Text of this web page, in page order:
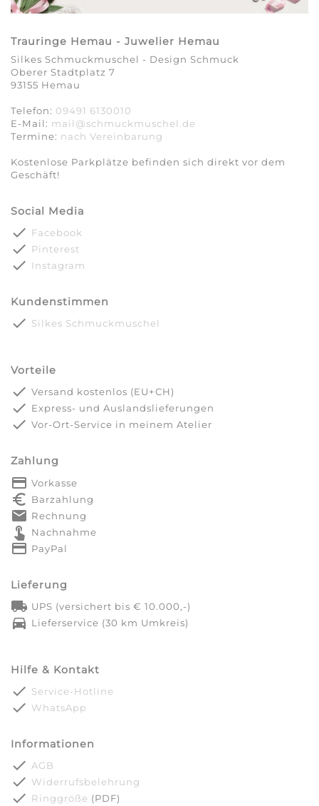
Trauringe Hemau - Juwelier Hemau
Silkes Schmuckmuschel - Design Schmuck
Oberer Stadtplatz 7
93155 Hemau
Telefon: 09491 6130010
E-Mail: mail@schmuckmuschel.de
Termine: nach Vereinbarung​​​​​​​
Kostenlose Parkplätze befinden sich direkt vor dem
Geschäft!
Social Media
done Facebook
done Pinterest
done Instagram
Kundenstimmen
done Silkes Schmuckmuschel
Vorteile
done Versand kostenlos (EU+CH)
done Express- und Auslandslieferungen
done Vor-Ort-Service in meinem Atelier
Zahlung
payment Vorkasse
euro_symbol Barzahlung
markunread Rechnung
touch_app Nachnahme
credit_card PayPal
Lieferung
local_shipping UPS (versichert bis € 10.000,-)
directions_car Lieferservice (30 km Umkreis)
Hilfe & Kontakt
done Service-Hotline
done WhatsApp
Informationen
done AGB
done Widerrufsbelehrung
done Ringgröße (PDF)